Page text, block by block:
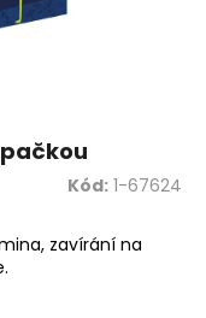
Kód: 1-67624
zavírání na